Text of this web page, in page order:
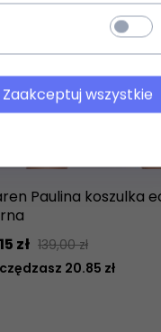
Paulina koszulka
15 zł 139,00 zł
20.85 zł
Zaakceptuj wszystkie